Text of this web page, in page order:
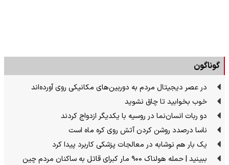
گوناگون
در عصر دیجیتال مردم به دوربین‌های مکانیکی روی آورده‌اند
خوب بخوابید تا چاق نشوید
دو ربات انسان‌نما در روسیه با یکدیگر ازدواج کردند
ناسا درصدد روشن کردن آتش روی کره ماه است
یک بار هم نوشابه در معالجات پزشکی کاربرد پیدا کرد
ببینید | حمله هولناک ۹۰۰ مار کبرای قاتل به ساکنان مردم چین